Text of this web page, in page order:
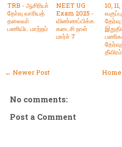
TRB - ஆசிரியா்
தோ்வு வாரியத்
தலைவா்
பணியிட மாற்றம்
NEET UG
Exam 2025 -
விண்ணப்பிக்க
கடைசி நாள்
மார்ச் 7
10,
தேர்வு:
தீவிரம்
← Newer Post Home
No comments:
Post a Comment